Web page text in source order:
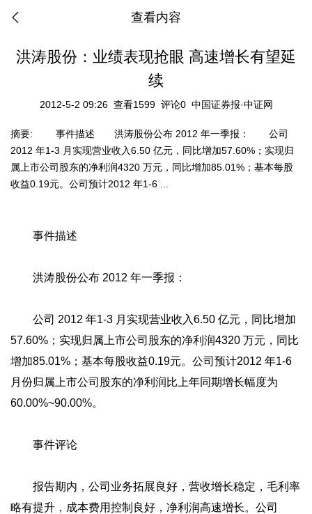
查看内容
洪涛股份：业绩表现抢眼 高速增长有望延
续
2012-5-2 09:26 查看1599 评论0 中国证券报·中证网
摘要:
事件描述 洪涛股份公布 2012 年一季报： 公司
2012 年1-3 月实现营业收入6.50 亿元，同比增加57.60%；实现归
属上市公司股东的净利润4320 万元，同比增加85.01%；基本每股
收益0.19元。公司预计2012 年1-6 ...
事件描述
洪涛股份公布 2012 年一季报：
公司 2012 年1-3 月实现营业收入6.50 亿元，同比增加
57.60%；实现归属上市公司股东的净利润4320 万元，同比
增加85.01%；基本每股收益0.19元。公司预计2012 年1-6
月份归属上市公司股东的净利润比上年同期增长幅度为
60.00%~90.00%。
事件评论
报告期内，公司业务拓展良好，营收增长稳定，毛利率
略有提升，成本费用控制良好，净利润高速增长。公司